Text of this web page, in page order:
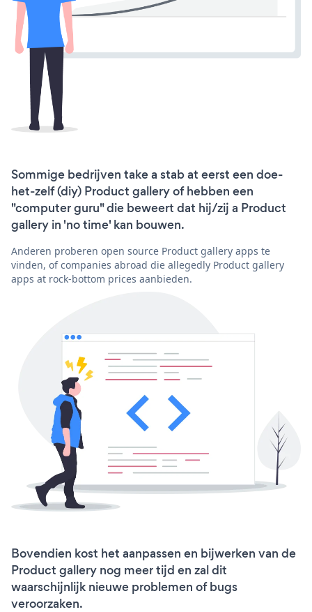
Sommige bedrijven take a stab at eerst een doe-
het-zelf (diy) Product gallery of hebben een
"computer guru" die beweert dat hij/zij a Product
gallery in 'no time' kan bouwen.
Anderen proberen open source Product gallery apps te
vinden, of companies abroad die allegedly Product gallery
apps at rock-bottom prices aanbieden.
Bovendien kost het aanpassen en bijwerken van de
Product gallery nog meer tijd en zal dit
waarschijnlijk nieuwe problemen of bugs
veroorzaken.